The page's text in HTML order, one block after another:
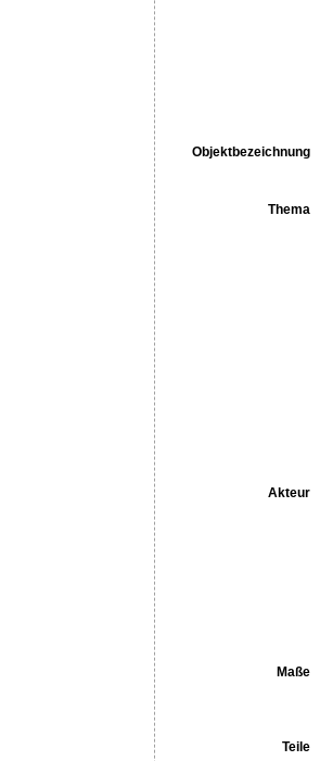
Objektbezeichnung
Thema
Akteur
Maße
Teile